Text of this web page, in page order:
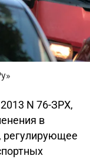
N 76-ЗРХ,
в
регулирующее